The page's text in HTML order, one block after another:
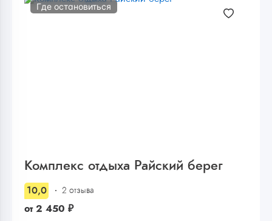
Где остановиться
Комплекс отдыха Райский берег
10,0 2 отзыва
от 2 450 ₽